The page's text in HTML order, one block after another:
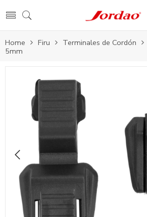
Home Firu Terminales de Cordón
5mm